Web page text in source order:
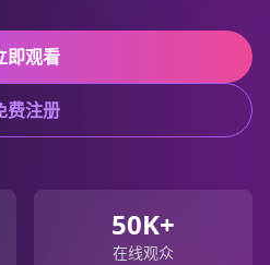
即观看
费注册
50K+
在线观众